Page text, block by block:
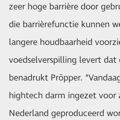
zeer hoge barrière door
die barrièrefunctie kunnen
langere houdbaarheid
voedselverspilling levert
benadrukt Pröpper.
hightech darm ingezet voor
Nederland geproduceerd